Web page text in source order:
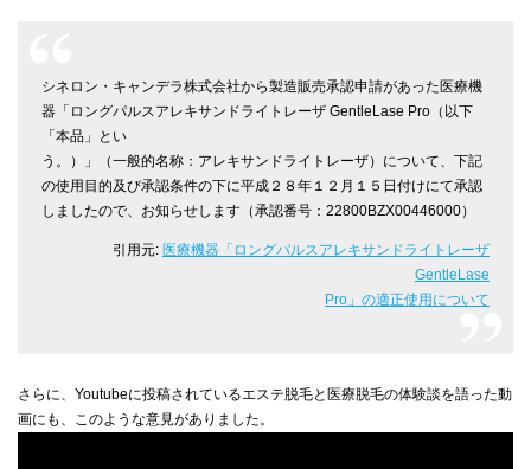
シネロン・キャンデラ株式会社から製造販売承認申請があった医療機
器「ロングパルスアレキサンドライトレーザ GentleLase Pro（以下
「本品」とい
う。）」（一般的名称：アレキサンドライトレーザ）について、下記
の使用目的及び承認条件の下に平成２８年１２月１５日付けにて承認
しましたので、お知らせします（承認番号：22800BZX00446000）
引用元: 医療機器「ロングパルスアレキサンドライトレーザ
GentleLase
Pro」の適正使用について
さらに、Youtubeに投稿されているエステ脱毛と医療脱毛の体験談を語った動
画にも、このような意見がありました。